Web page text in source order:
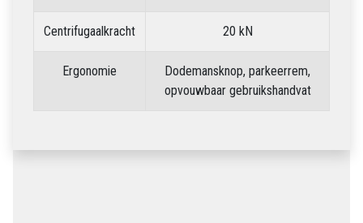
Centrifugaalkracht 20 kN
Ergonomie
Dodemansknop, parkeerrem,
opvouwbaar gebruikshandvat